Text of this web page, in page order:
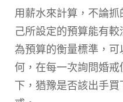
用薪水來計算，不論
己所設定的預算能有
為預算的衡量標準，
何，在每一次詢問婚
下，猶豫是否該出手